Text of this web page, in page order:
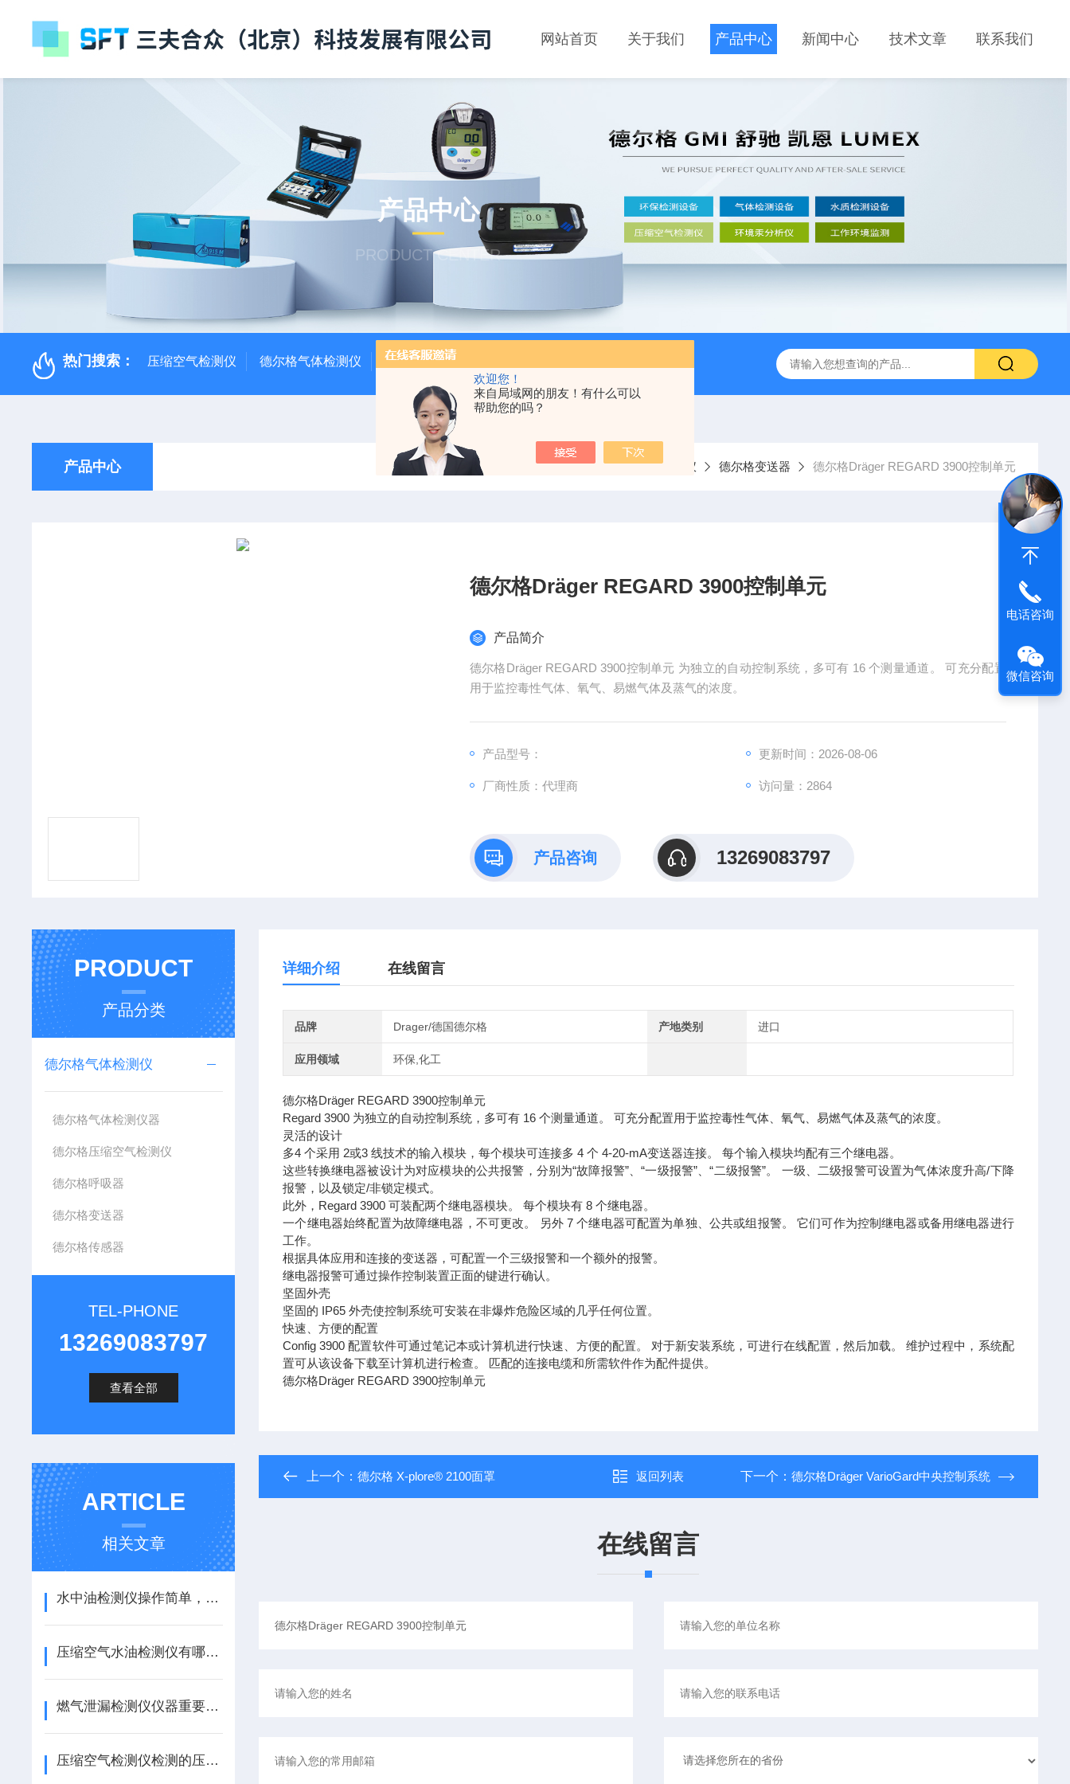
欢迎您！
来自局域网的朋友！有什么可以
帮助您的吗？
网站首页 关于我们 产品中心 新闻中心 技术文章 联系我们
产品中心
PRODUCT CENTER
热门搜索： 压缩空气检测仪 德尔格气体检测仪 GMI气体检测仪
产品中心 当前位置： 产品中心 德尔格气体检测仪 德尔格变送器 德尔格Dräger REGARD 3900控制单元
德尔格Dräger REGARD 3900控制单元
产品简介
德尔格Dräger REGARD 3900控制单元 为独立的自动控制系统，多可有 16 个测量通道。 可充分配置
用于监控毒性气体、氧气、易燃气体及蒸气的浓度。
产品型号： 更新时间：2026-08-06
厂商性质：代理商 访问量：2864
产品咨询 13269083797
PRODUCT
产品分类
德尔格气体检测仪
德尔格气体检测仪器
德尔格压缩空气检测仪
德尔格呼吸器
德尔格变送器
德尔格传感器
TEL-PHONE
13269083797
查看全部
ARTICLE
相关文章
水中油检测仪操作简单，测量速度也非常快
压缩空气水油检测仪有哪些功能呢？
燃气泄漏检测仪仪器重要性有哪些？
压缩空气检测仪检测的压缩空气中存在水分、尘埃、油垢等容易引起哪些影响
详细介绍 在线留言
品牌 Drager/德国德尔格 产地类别 进口
应用领域 环保,化工
德尔格Dräger REGARD 3900控制单元
Regard 3900 为独立的自动控制系统，多可有 16 个测量通道。 可充分配置用于监控毒性气体、氧气、易燃气体及蒸气的浓度。
灵活的设计
多4 个采用 2或3 线技术的输入模块，每个模块可连接多 4 个 4-20-mA变送器连接。 每个输入模块均配有三个继电器。
这些转换继电器被设计为对应模块的公共报警，分别为“故障报警”、“一级报警”、“二级报警”。 一级、二级报警可设置为气体浓度升高/下降
报警，以及锁定/非锁定模式。
此外，Regard 3900 可装配两个继电器模块。 每个模块有 8 个继电器。
一个继电器始终配置为故障继电器，不可更改。 另外 7 个继电器可配置为单独、公共或组报警。 它们可作为控制继电器或备用继电器进行
工作。
根据具体应用和连接的变送器，可配置一个三级报警和一个额外的报警。
继电器报警可通过操作控制装置正面的键进行确认。
坚固外壳
坚固的 IP65 外壳使控制系统可安装在非爆炸危险区域的几乎任何位置。
快速、方便的配置
Config 3900 配置软件可通过笔记本或计算机进行快速、方便的配置。 对于新安装系统，可进行在线配置，然后加载。 维护过程中，系统配
置可从该设备下载至计算机进行检查。 匹配的连接电缆和所需软件作为配件提供。
德尔格Dräger REGARD 3900控制单元
上一个：德尔格 X-plore® 2100面罩 返回列表 下一个： 德尔格Dräger VarioGard中央控制系统
在线留言
电话咨询
微信咨询